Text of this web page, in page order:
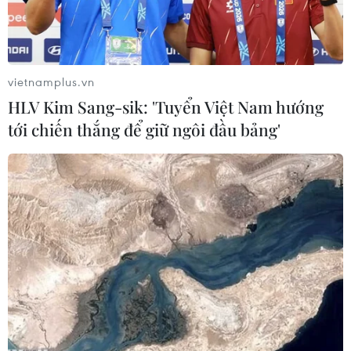
Ngoại trưởng Bahrain Abdullatif bin Rashid al-Zayani đã tới Iran
và gặp người đồng cấp Iran. (Nguồn: Reuters)
Theo phóng viên TTXVN tại Trung Đông-Bắc
Phi, Bahrain và Iran ngày 23/6 đã đồng ý khởi
động các cuộc đàm phán nhằm nối lại quan hệ
vietnamplus.vn
HLV Kim Sang-sik: 'Tuyển Việt Nam hướng
tới chiến thắng để giữ ngôi đầu bảng'